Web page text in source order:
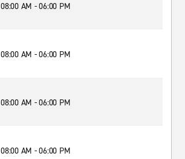
08:00 AM - 06:00 PM
08:00 AM - 06:00 PM
08:00 AM - 06:00 PM
08:00 AM - 06:00 PM